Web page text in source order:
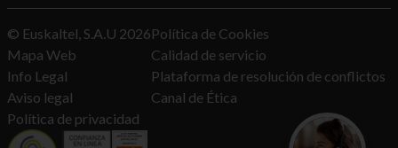
© Euskaltel, S.A.U 2026
Mapa Web
Info Legal
Aviso legal
Política de privacidad
Política de Cookies
Calidad de servicio
Plataforma de resolución de conflictos
Canal de Ética
¿Quieres